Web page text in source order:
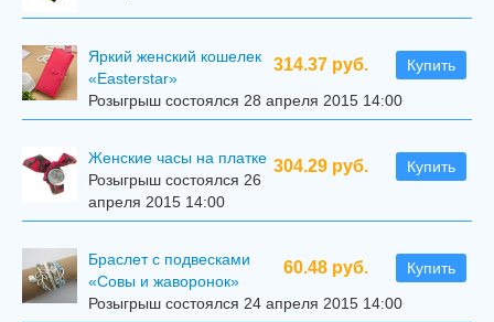
314.37 руб. Купить
Яркий женский кошелек
«Easterstar»
Розыгрыш состоялся 28 апреля 2015 14:00
304.29 руб. Купить
Женские часы на платке
Розыгрыш состоялся 26
апреля 2015 14:00
60.48 руб. Купить
Браслет с подвесками
«Совы и жаворонок»
Розыгрыш состоялся 24 апреля 2015 14:00